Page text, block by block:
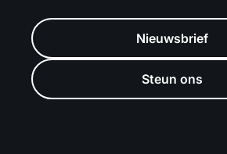
Nieuwsbrief
Steun ons